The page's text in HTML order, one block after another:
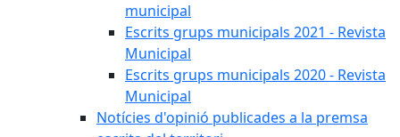
municipal
Escrits grups municipals 2021 - Revista
Municipal
Escrits grups municipals 2020 - Revista
Municipal
Notícies d'opinió publicades a la premsa